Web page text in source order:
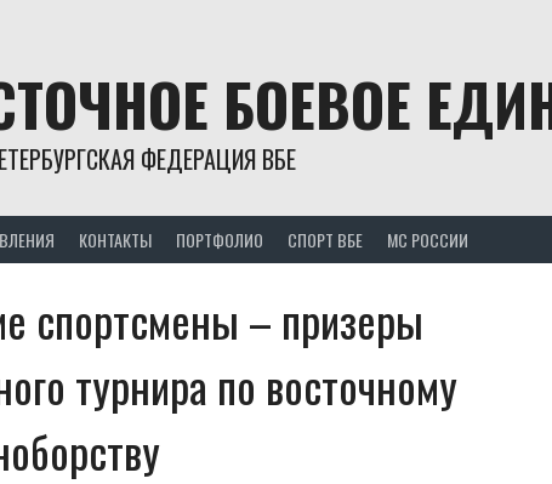
БОЕВОЕ
ФЕДЕРАЦИЯ ВБЕ
КОНТАКТЫ ПОРТФОЛИО СПОРТ ВБЕ МС РОССИИ
спортсмены – призеры
турнира по восточному